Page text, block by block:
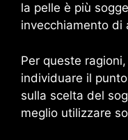
la pelle è più
invecchiamento di
Per queste
individuare il
sulla scelta del
meglio utilizzare